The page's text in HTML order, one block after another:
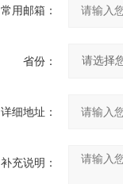
常用邮箱：
省份：
详细地址：
补充说明：